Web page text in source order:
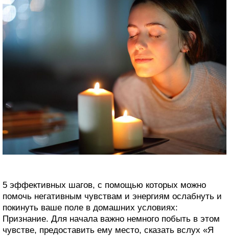
5 эффективных шагов, с помощью которых можно
помочь негативным чувствам и энергиям ослабнуть и
покинуть ваше поле в домашних условиях:
Признание. Для начала важно немного побыть в этом
чувстве, предоставить ему место, сказать вслух «Я